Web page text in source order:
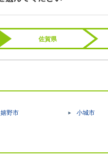
佐賀県
嬉野市 小城市